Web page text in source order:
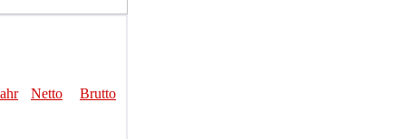
Netto
Brutto